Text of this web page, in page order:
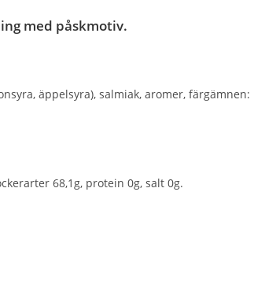
med påskmotiv.
äppelsyra), salmiak, aromer,
68,1g, protein 0g, salt 0g.